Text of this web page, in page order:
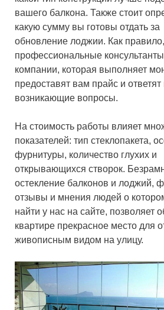
вашего балкона. Также стоит
какую сумму вы готовы отдать за
обновление лоджии. Как правило,
профессиональные
компании, которая выполняет
предоставят вам прайс и ответят
возникающие вопросы.
На стоимость работы влияет
показателей: тип стеклопакета,
фурнитуры, количество глухих и
открывающихся створок.
остекление балконов и лоджий,
отзывы и мнения людей о
найти у нас на сайте, позволяет
квартире прекрасное место для
живописным видом на улицу.